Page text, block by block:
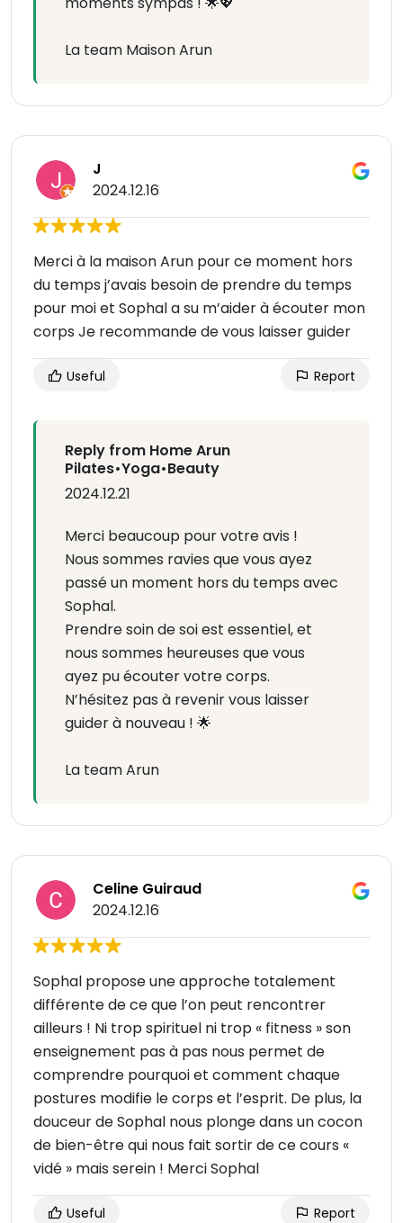
La team Maison Arun
J
2024.12.16
Merci à la maison Arun pour ce moment hors
du temps j’avais besoin de prendre du temps
pour moi et Sophal a su m’aider à écouter mon
corps Je recommande de vous laisser guider
Useful Report
Reply from Home Arun
Pilates•Yoga•Beauty
2024.12.21
Merci beaucoup pour votre avis !
Nous sommes ravies que vous ayez
passé un moment hors du temps avec
Sophal.
Prendre soin de soi est essentiel, et
nous sommes heureuses que vous
ayez pu écouter votre corps.
N’hésitez pas à revenir vous laisser
guider à nouveau ! 🌟
La team Arun
Celine Guiraud
2024.12.16
Sophal propose une approche totalement
différente de ce que l’on peut rencontrer
ailleurs ! Ni trop spirituel ni trop « fitness » son
enseignement pas à pas nous permet de
comprendre pourquoi et comment chaque
postures modifie le corps et l’esprit. De plus, la
douceur de Sophal nous plonge dans un cocon
de bien-être qui nous fait sortir de ce cours «
vidé » mais serein ! Merci Sophal
Useful Report